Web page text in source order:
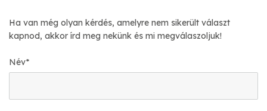
Ha van még olyan kérdés, amelyre nem sikerült választ
kapnod, akkor írd meg nekünk és mi megválaszoljuk!
Név*